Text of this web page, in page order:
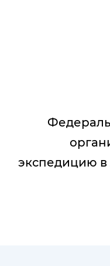
экспедицию